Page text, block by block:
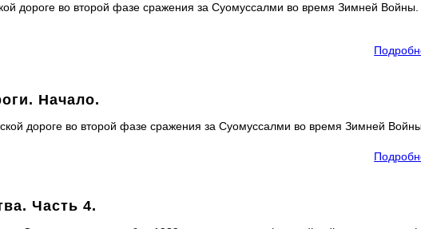
дороге во второй фазе сражения за Суомуссалми во время Зимней
Начало.
дороге во второй фазе сражения за Суомуссалми во время Зимней
Часть 4.